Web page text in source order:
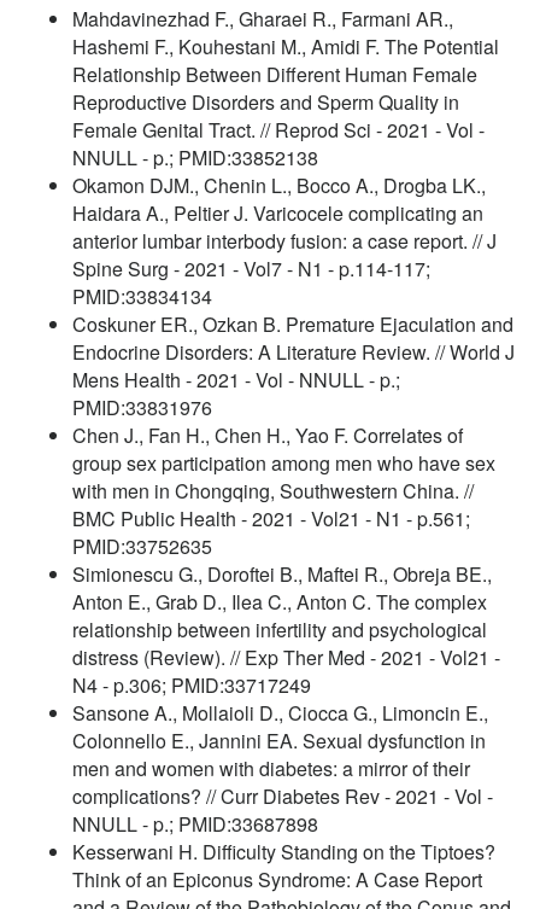
Mahdavinezhad F., Gharaei R., Farmani AR.,
Hashemi F., Kouhestani M., Amidi F. The Potential
Relationship Between Different Human Female
Reproductive Disorders and Sperm Quality in
Female Genital Tract. // Reprod Sci - 2021 - Vol -
NNULL - p.; PMID:33852138
Okamon DJM., Chenin L., Bocco A., Drogba LK.,
Haidara A., Peltier J. Varicocele complicating an
anterior lumbar interbody fusion: a case report. // J
Spine Surg - 2021 - Vol7 - N1 - p.114-117;
PMID:33834134
Coskuner ER., Ozkan B. Premature Ejaculation and
Endocrine Disorders: A Literature Review. // World J
Mens Health - 2021 - Vol - NNULL - p.;
PMID:33831976
Chen J., Fan H., Chen H., Yao F. Correlates of
group sex participation among men who have sex
with men in Chongqing, Southwestern China. //
BMC Public Health - 2021 - Vol21 - N1 - p.561;
PMID:33752635
Simionescu G., Doroftei B., Maftei R., Obreja BE.,
Anton E., Grab D., Ilea C., Anton C. The complex
relationship between infertility and psychological
distress (Review). // Exp Ther Med - 2021 - Vol21 -
N4 - p.306; PMID:33717249
Sansone A., Mollaioli D., Ciocca G., Limoncin E.,
Colonnello E., Jannini EA. Sexual dysfunction in
men and women with diabetes: a mirror of their
complications? // Curr Diabetes Rev - 2021 - Vol -
NNULL - p.; PMID:33687898
Kesserwani H. Difficulty Standing on the Tiptoes?
Think of an Epiconus Syndrome: A Case Report